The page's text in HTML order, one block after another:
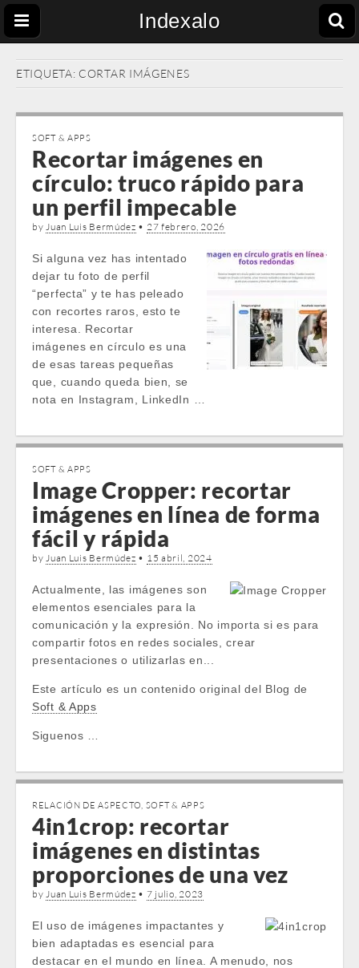
Indexalo
ETIQUETA: CORTAR IMÁGENES
SOFT & APPS
Recortar imágenes en
círculo: truco rápido para
un perfil impecable
byJuan Luis Bermúdez • 27 febrero, 2026
Si alguna vez has intentado
dejar tu foto de perfil
“perfecta” y te has peleado
con recortes raros, esto te
interesa. Recortar
imágenes en círculo es una
de esas tareas pequeñas
que, cuando queda bien, se
nota en Instagram, LinkedIn …
SOFT & APPS
Image Cropper: recortar
imágenes en línea de forma
fácil y rápida
byJuan Luis Bermúdez • 15 abril, 2024
Actualmente, las imágenes son
elementos esenciales para la
comunicación y la expresión. No importa si es para
compartir fotos en redes sociales, crear
presentaciones o utilizarlas en...
Este artículo es un contenido original del Blog de
Soft & Apps
Siguenos …
RELACIÓN DE ASPECTO, SOFT & APPS
4in1crop: recortar
imágenes en distintas
proporciones de una vez
byJuan Luis Bermúdez • 7 julio, 2023
El uso de imágenes impactantes y
bien adaptadas es esencial para
destacar en el mundo en línea. A menudo, nos